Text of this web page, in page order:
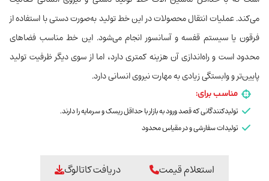
می‌کند. عملیات انتقال محصولات در این خط تولید به‌صورت دستی با استفاده از
فرقون یا سیستم قفسه و آسانسور انجام می‌شود. این خط مناسب فضاهای
محدود است و راه‌اندازی آن هزینه کمتری دارد، اما از سوی دیگر ظرفیت تولید
پایین‌تر و وابستگی زیادی به مهارت نیروی انسانی دارد.
مناسب برای:
تولیدکنندگانی که قصد ورود به بازار با حداقل ریسک و سرمایه را دارند.
تولیدات سفارشی و در مقیاس محدود
استعلام قیمت دریافت کاتالوگ